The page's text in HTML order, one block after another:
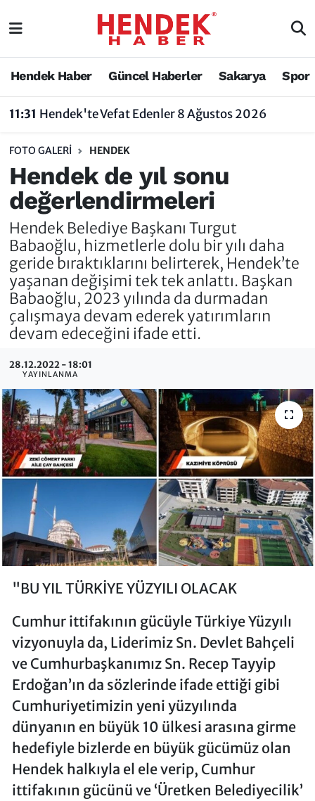
Hendek Haber Güncel Haberler Sakarya Spor
10:13 Hendek Atatürk Parkı’nda Sokak Köpeği Tedirginliği
FOTO GALERI HENDEK
Hendek de yıl sonu
değerlendirmeleri
Hendek Belediye Başkanı Turgut
Babaoğlu, hizmetlerle dolu bir yılı daha
geride bıraktıklarını belirterek, Hendek’te
yaşanan değişimi tek tek anlattı. Başkan
Babaoğlu, 2023 yılında da durmadan
çalışmaya devam ederek yatırımların
devam edeceğini ifade etti.
28.12.2022 - 18:01
YAYINLANMA
"BU YIL TÜRKİYE YÜZYILI OLACAK
Cumhur ittifakının gücüyle Türkiye Yüzyılı
vizyonuyla da, Liderimiz Sn. Devlet Bahçeli
ve Cumhurbaşkanımız Sn. Recep Tayyip
Erdoğan’ın da sözlerinde ifade ettiği gibi
Cumhuriyetimizin yeni yüzyılında
dünyanın en büyük 10 ülkesi arasına girme
hedefiyle bizlerde en büyük gücümüz olan
Hendek halkıyla el ele verip, Cumhur
ittifakının gücünü ve ‘Üretken Belediyecilik’
Hendek Haber
Nöbetçi Eczaneler
Vefat Edenler
Hendek Haber
Hakkında
Hendek Haber Reklam Servisi
Künye
İletişim
Sakarya Nöbetçi Eczaneler
Sakarya Trafik Yoğunluk Haritası
Tüm Manşetler
Son Dakika Haberleri
Haber Arşivi